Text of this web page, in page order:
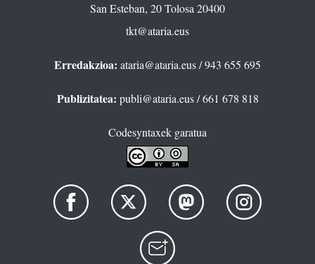
San Esteban, 20 Tolosa 20400
tkt@ataria.eus
Erredakzioa: ataria@ataria.eus/ 943 655 695
Publizitatea: publi@ataria.eus/ 661 678 818
Codesyntaxek garatua